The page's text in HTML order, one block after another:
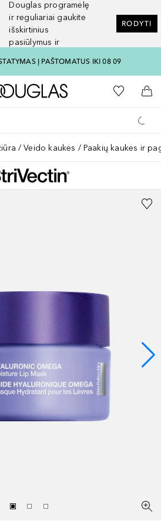
Douglas programėlę
ir reguliariai gaukite
išskirtinius
pasiūlymus ir
RODYTI
Į PAŠTOMATUS IKI 08 09
Į Douglas pagrindinį
Į mano
Į
Veido kaukės Paakių kaukės ir